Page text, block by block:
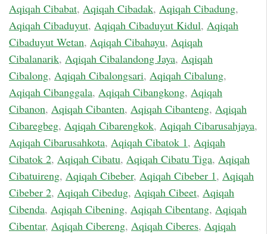
Aqiqah Cibabat, Aqiqah Cibadak, Aqiqah Cibadung,
Aqiqah Cibaduyut, Aqiqah Cibaduyut Kidul, Aqiqah
Cibaduyut Wetan, Aqiqah Cibahayu, Aqiqah
Cibalanarik, Aqiqah Cibalandong Jaya, Aqiqah
Cibalong, Aqiqah Cibalongsari, Aqiqah Cibalung,
Aqiqah Cibanggala, Aqiqah Cibangkong, Aqiqah
Cibanon, Aqiqah Cibanten, Aqiqah Cibanteng, Aqiqah
Cibaregbeg, Aqiqah Cibarengkok, Aqiqah Cibarusahjaya,
Aqiqah Cibarusahkota, Aqiqah Cibatok 1, Aqiqah
Cibatok 2, Aqiqah Cibatu, Aqiqah Cibatu Tiga, Aqiqah
Cibatuireng, Aqiqah Cibeber, Aqiqah Cibeber 1, Aqiqah
Cibeber 2, Aqiqah Cibedug, Aqiqah Cibeet, Aqiqah
Cibenda, Aqiqah Cibening, Aqiqah Cibentang, Aqiqah
Cibentar, Aqiqah Cibereng, Aqiqah Ciberes, Aqiqah